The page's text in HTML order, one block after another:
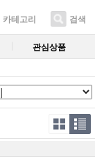
카테고리 검색
관심상품